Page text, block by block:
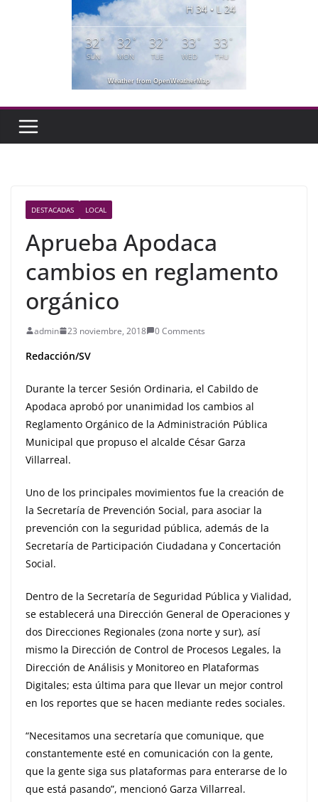
H 34 • L 24
32°
SUN
32°
MON
32°
TUE
33°
WED
33°
THU
Weather from OpenWeatherMap
DESTACADAS LOCAL
Aprueba Apodaca
cambios en reglamento
orgánico
admin 23 noviembre, 2018 0 Comments
Redacción/SV
Durante la tercer Sesión Ordinaria, el Cabildo de
Apodaca aprobó por unanimidad los cambios al
Reglamento Orgánico de la Administración Pública
Municipal que propuso el alcalde César Garza
Villarreal.
Uno de los principales movimientos fue la creación de
la Secretaría de Prevención Social, para asociar la
prevención con la seguridad pública, además de la
Secretaría de Participación Ciudadana y Concertación
Social.
Dentro de la Secretaría de Seguridad Pública y Vialidad,
se establecerá una Dirección General de Operaciones y
dos Direcciones Regionales (zona norte y sur), así
mismo la Dirección de Control de Procesos Legales, la
Dirección de Análisis y Monitoreo en Plataformas
Digitales; esta última para que llevar un mejor control
en los reportes que se hacen mediante redes sociales.
“Necesitamos una secretaría que comunique, que
constantemente esté en comunicación con la gente,
que la gente siga sus plataformas para enterarse de lo
que está pasando”, mencionó Garza Villarreal.